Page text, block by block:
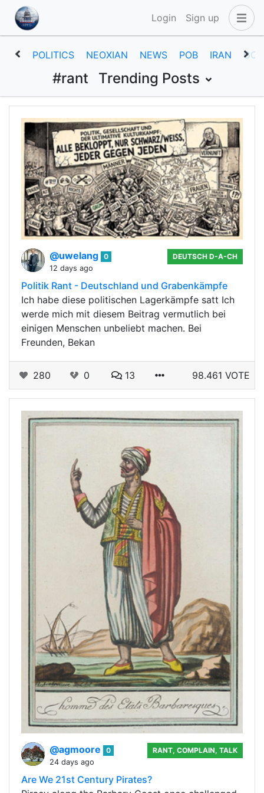
Login Sign up
POLITICS NEOXIAN NEWS POB IRAN
#rant Trending Posts
@uwelang 0
12 days ago
DEUTSCH D-A-CH
Politik Rant - Deutschland und Grabenkämpfe
Ich habe diese politischen Lagerkämpfe satt Ich
werde mich mit diesem Beitrag vermutlich bei
einigen Menschen unbeliebt machen. Bei
Freunden, Bekan
280 0 13 98.461 VOTE
@agmoore
0
24 days ago
RANT, COMPLAIN, TALK
Are We 21st Century Pirates?